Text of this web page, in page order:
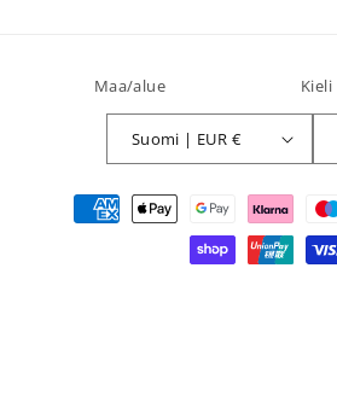
Maa/alue
Suomi | EUR €
Kieli
Maksutavat